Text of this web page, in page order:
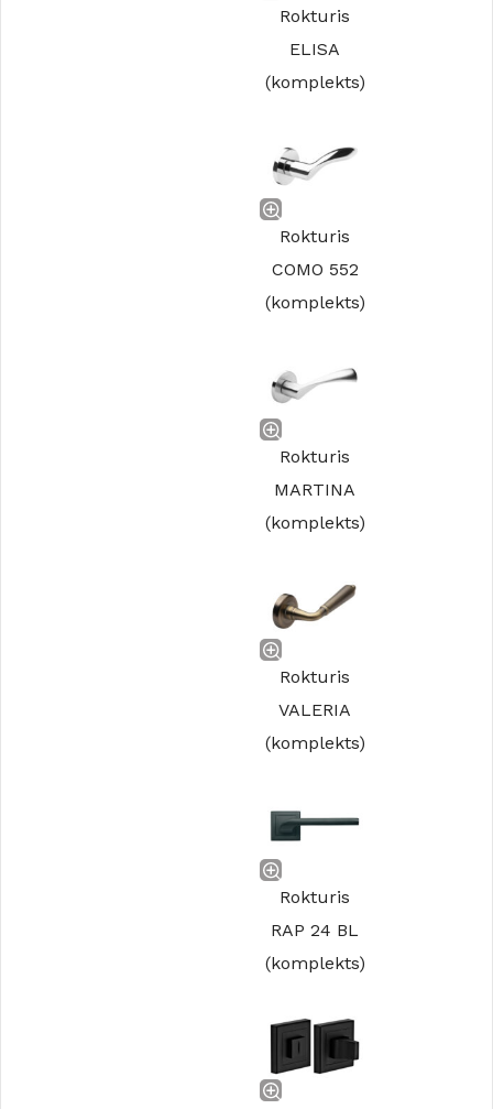
Rokturis
ELISA
(komplekts)
Rokturis
COMO 552
(komplekts)
Rokturis
MARTINA
(komplekts)
Rokturis
VALERIA
(komplekts)
Rokturis
RAP 24 BL
(komplekts)